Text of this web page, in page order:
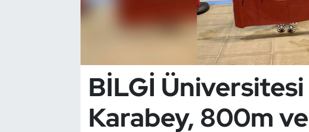
BİLGİ
Karabey, 800m
Dans Sporları